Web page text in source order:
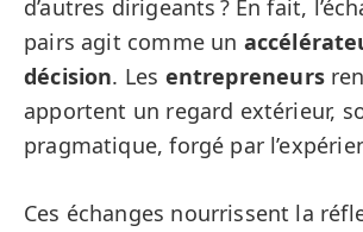
d’autres dirigeants ? En fait,
pairs agit comme un
décision. Les entrepreneurs
apportent un regard extérieur,
pragmatique, forgé par
Ces échanges nourrissent la